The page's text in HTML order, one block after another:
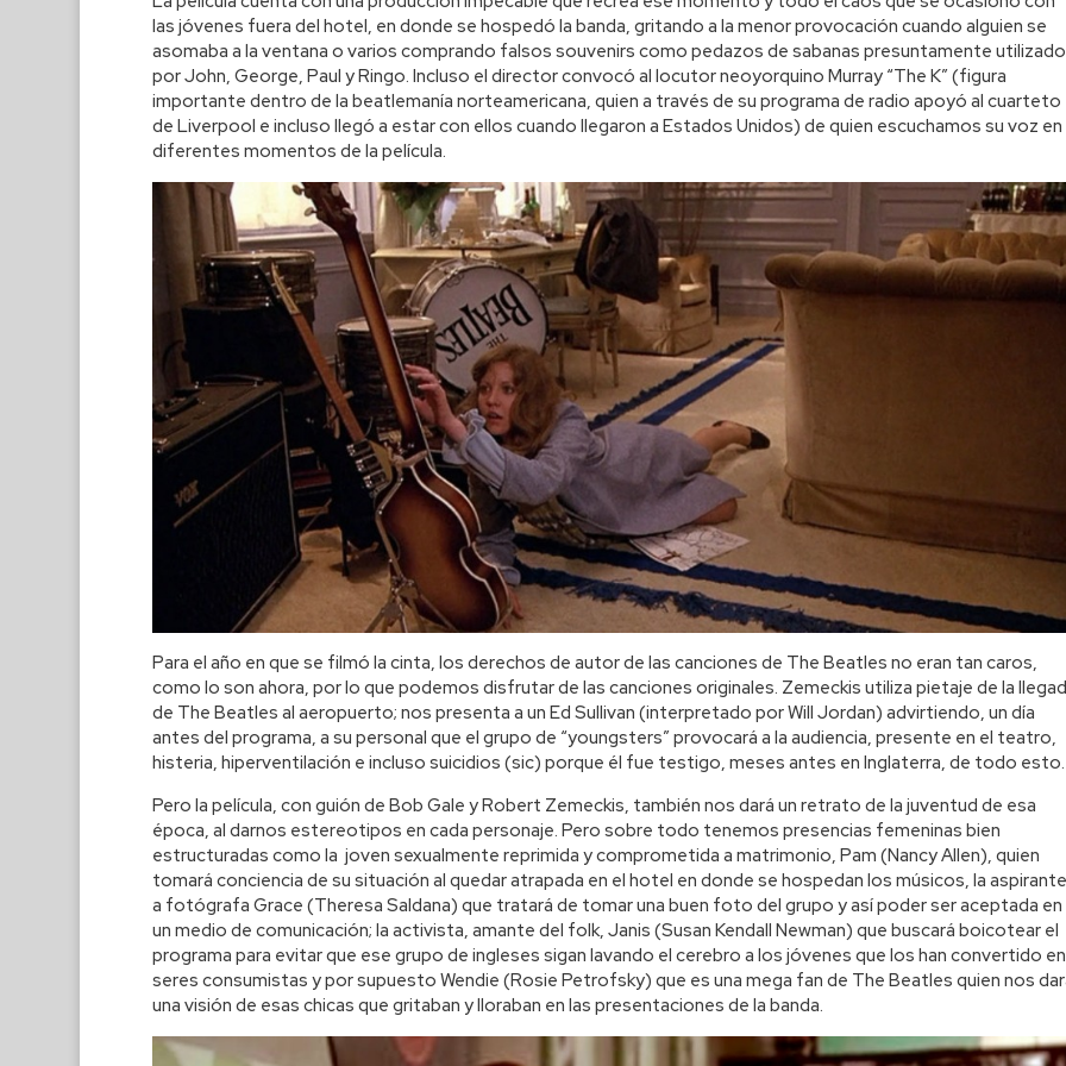
las jóvenes fuera del hotel, en donde se hospedó la banda, gritando a la menor provocación cuando alguien se
asomaba a la ventana o varios comprando falsos souvenirs como pedazos de sabanas presuntamente
por John, George, Paul y Ringo. Incluso el director convocó al locutor neoyorquino Murray “The K” (figura
importante dentro de la beatlemanía norteamericana, quien a través de su programa de radio apoyó al cuarteto
de Liverpool e incluso llegó a estar con ellos cuando llegaron a Estados Unidos) de quien escuchamos su voz en
diferentes momentos de la película.
Para el año en que se filmó la cinta, los derechos de autor de las canciones de The Beatles no eran tan caros,
como lo son ahora, por lo que podemos disfrutar de las canciones originales. Zemeckis utiliza pietaje de la
de The Beatles al aeropuerto; nos presenta a un Ed Sullivan (interpretado por Will Jordan) advirtiendo, un día
antes del programa, a su personal que el grupo de “youngsters” provocará a la audiencia, presente en el teatro,
histeria, hiperventilación e incluso suicidios (sic) porque él fue testigo, meses antes en Inglaterra, de todo esto.
Pero la película, con guión de Bob Gale y Robert Zemeckis, también nos dará un retrato de la juventud de esa
época, al darnos estereotipos en cada personaje. Pero sobre todo tenemos presencias femeninas bien
estructuradas como la joven sexualmente reprimida y comprometida a matrimonio, Pam (Nancy Allen), quien
tomará conciencia de su situación al quedar atrapada en el hotel en donde se hospedan los músicos, la aspirante
a fotógrafa Grace (Theresa Saldana) que tratará de tomar una buen foto del grupo y así poder ser aceptada en
un medio de comunicación; la activista, amante del folk, Janis (Susan Kendall Newman) que buscará boicotear el
programa para evitar que ese grupo de ingleses sigan lavando el cerebro a los jóvenes que los han convertido en
seres consumistas y por supuesto Wendie (Rosie Petrofsky) que es una mega fan de The Beatles quien nos
una visión de esas chicas que gritaban y lloraban en las presentaciones de la banda.